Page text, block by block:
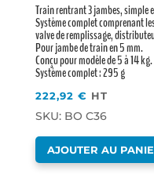
Train rentrant 3 jambes, simple
Système complet comprenant
valve de remplissage,
Pour jambe de train en 5 mm.
Conçu pour modèle de 5 à 14 kg.
Système complet : 295 g
222,92€ HT
SKU: BO C36
AJOUTER AU